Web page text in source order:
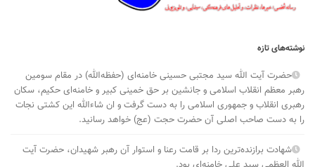
نوشته‌های تازه
حضرت آیت الله سید مجتبی حسینی خامنه‌ای (حفظه‌الله) در مقام سومین
رهبر معظم انقلاب اسلامی و جانشین بر حق خمینی کبیر و خامنه‌ای حکیم، سکان
رهبری انقلاب و جمهوری اسلامی را به دست گرفت و ان شاءالله این کشتی نجات
را به دست صاحب اصلی آن حضرت حجت (عج) خواهد رسانید.
شهادت برازنده‌ترین ردا بر قامت رعنا و استوار آن رهبر شهیدان، حضرت آیت